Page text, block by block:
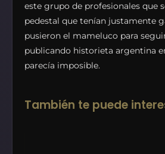
este grupo de profesionales que
pedestal que tenían justamente
pusieron el mameluco para
publicando historieta argentina
parecía imposible.